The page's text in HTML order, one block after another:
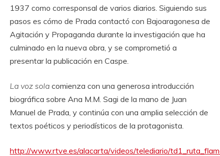
1937 como corresponsal de varios diarios. Siguiendo sus
pasos es cómo de Prada contactó con Bajoaragonesa de
Agitación y Propaganda durante la investigación que ha
culminado en la nueva obra, y se comprometió a
presentar la publicación en Caspe.
La voz sola comienza con una generosa introducción
biográfica sobre Ana M.M. Sagi de la mano de Juan
Manuel de Prada, y continúa con una amplia selección de
textos poéticos y periodísticos de la protagonista.
http://www.rtve.es/alacarta/videos/telediario/